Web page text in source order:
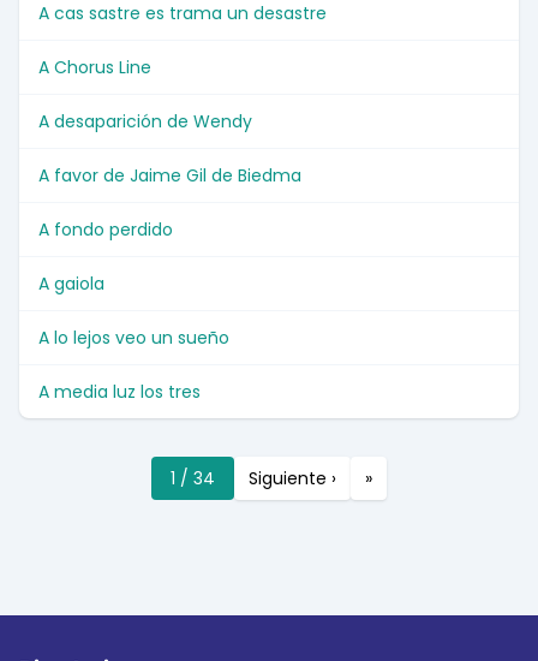
A cas sastre es trama un desastre
A Chorus Line
A desaparición de Wendy
A favor de Jaime Gil de Biedma
A fondo perdido
A gaiola
A lo lejos veo un sueño
A media luz los tres
1 / 34 Siguiente › »